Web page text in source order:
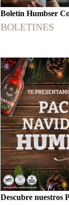
Boletín Humbser
BOLETINES
Descubre nuestros